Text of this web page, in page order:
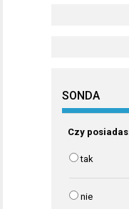
SONDA
Czy
tak
nie